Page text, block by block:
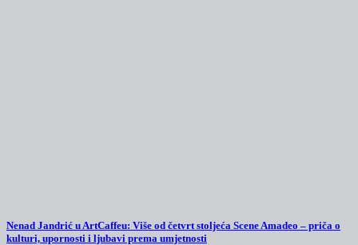
Nenad Jandrić u ArtCaffeu: Više od četvrt stoljeća Scene Amadeo – priča o
kulturi, upornosti i ljubavi prema umjetnosti